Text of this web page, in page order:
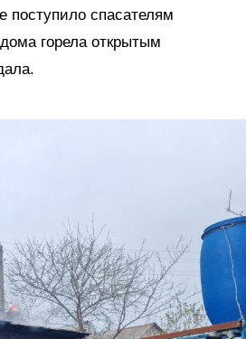
поступило спасателям
горела открытым